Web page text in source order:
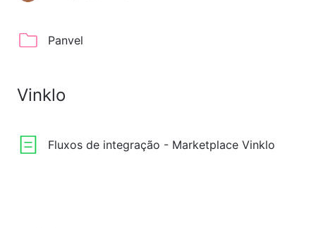
Panvel
Vinklo
Fluxos de integração - Marketplace Vinklo